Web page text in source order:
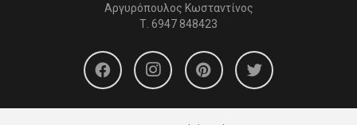
Αργυρόπουλος Κωσταντίνος
Τ. 6947 848423